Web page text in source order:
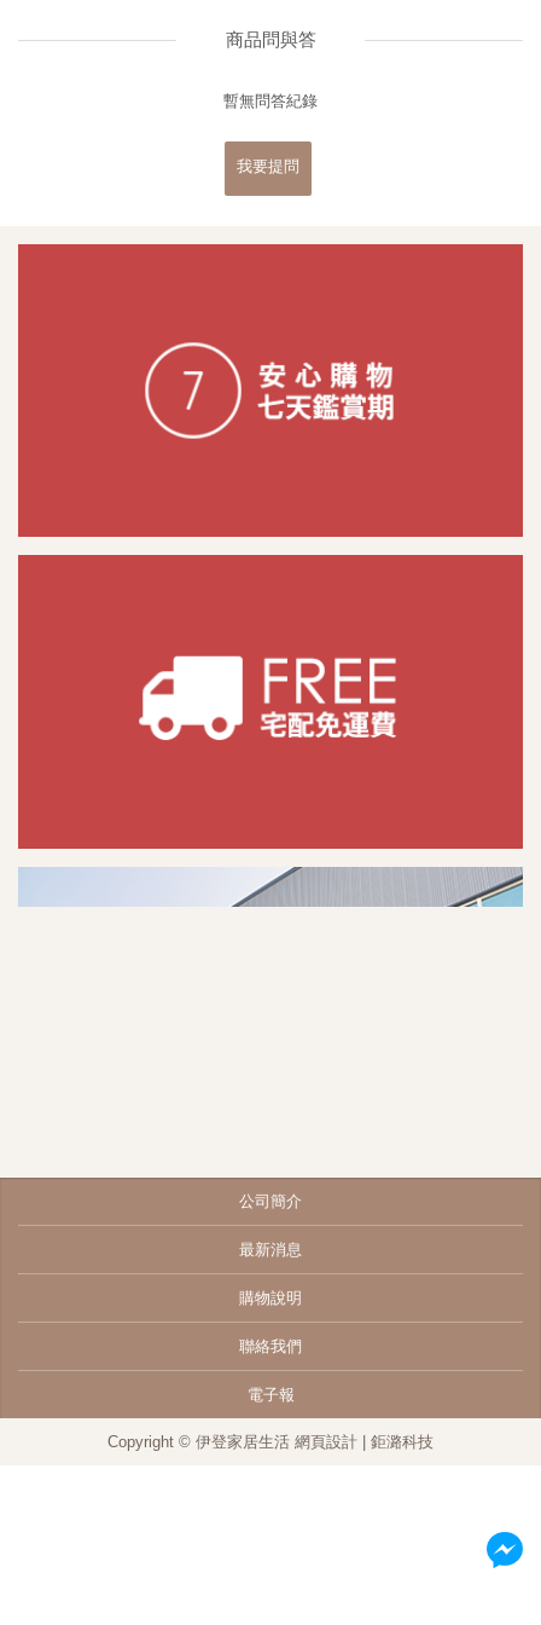
商品問與答
暫無問答紀錄
我要提問
公司簡介
最新消息
購物說明
聯絡我們
電子報
Copyright © 伊登家居生活 網頁設計 | 鉅潞科技